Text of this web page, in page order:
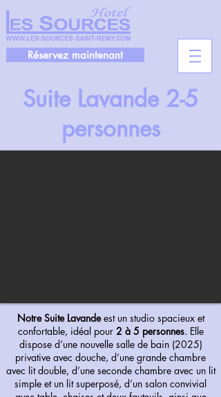
Réservez maintenant
Suite Lavande 2-5
personnes
Notre Suite Lavandeest un studio spacieux et
confortable, idéal pour 2 à 5 personnes. Elle
dispose d’une nouvelle salle de bain (2025)
privative avec douche, d’une grande chambre
avec lit double, d’une seconde chambre avec un lit
simple et un lit superposé, d’un salon convivial